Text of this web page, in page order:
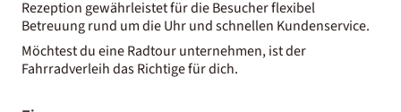
Rezeption gewährleistet für die Besucher flexibel
Betreuung rund um die Uhr und schnellen Kundenservice.
Möchtest du eine Radtour unternehmen, ist der
Fahrradverleih das Richtige für dich.